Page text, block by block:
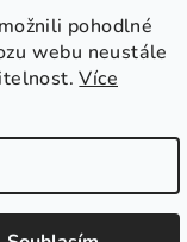
pohodlné
webu neustále
Více
práva vyhrazena.